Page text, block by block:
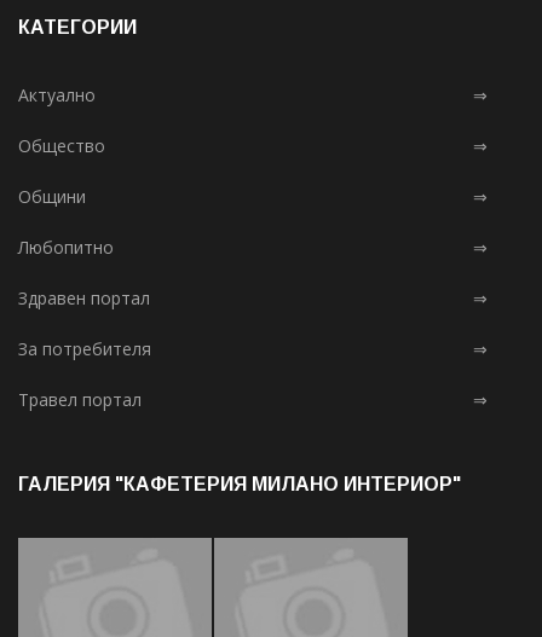
КАТЕГОРИИ
Актуално ⇒
Общество ⇒
Общини ⇒
Любопитно ⇒
Здравен портал ⇒
За потребителя ⇒
Травел портал ⇒
ГАЛЕРИЯ "КАФЕТЕРИЯ МИЛАНО ИНТЕРИОР"